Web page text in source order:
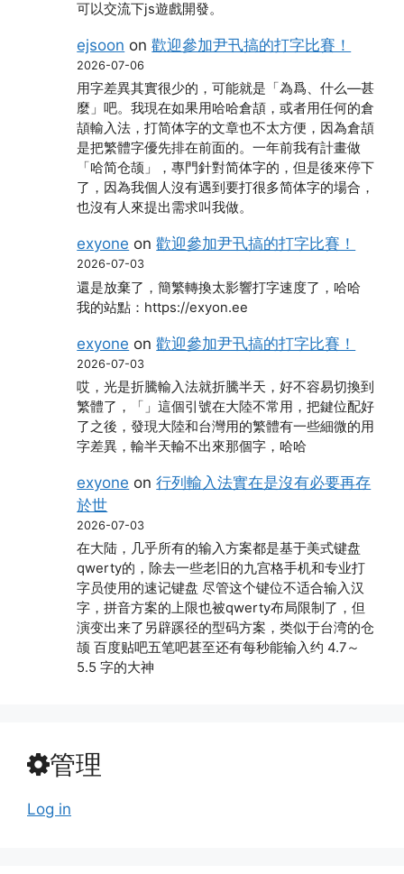
可以交流下js遊戲開發。
ejsoon on歡迎參加尹卂搞的打字比賽！
2026-07-06
用字差異其實很少的，可能就是「為爲、什么―甚
麼」吧。我現在如果用哈哈倉頡，或者用任何的倉
頡輸入法，打简体字的文章也不太方便，因為倉頡
是把繁體字優先排在前面的。一年前我有計畫做
「哈简仓颉」，專門針對简体字的，但是後來停下
了，因為我個人沒有遇到要打很多简体字的場合，
也沒有人來提出需求叫我做。
exyone on歡迎參加尹卂搞的打字比賽！
2026-07-03
還是放棄了，簡繁轉換太影響打字速度了，哈哈
我的站點：https://exyon.ee
exyone on歡迎參加尹卂搞的打字比賽！
2026-07-03
哎，光是折騰輸入法就折騰半天，好不容易切換到
繁體了，「」這個引號在大陸不常用，把鍵位配好
了之後，發現大陸和台灣用的繁體有一些細微的用
字差異，輸半天輸不出來那個字，哈哈
exyone on行列輸入法實在是沒有必要再存
於世
2026-07-03
在大陆，几乎所有的输入方案都是基于美式键盘
qwerty的，除去一些老旧的九宫格手机和专业打
字员使用的速记键盘 尽管这个键位不适合输入汉
字，拼音方案的上限也被qwerty布局限制了，但
演变出来了另辟蹊径的型码方案，类似于台湾的仓
颉 百度贴吧五笔吧甚至还有每秒能输入约 4.7～
5.5 字的大神
管理
Log in